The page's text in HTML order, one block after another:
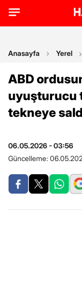
Anasayfa Yerel
ABD
uyuşturucu
tekneye
06.05.2026 - 03:56
Güncelleme: